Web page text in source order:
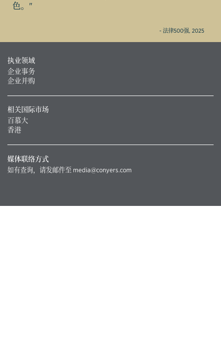
色。"
- 法律500强, 2025
执业领域
企业事务
企业并购
相关国际市场
百慕大
香港
媒体联络方式
如有查询，请发邮件至 media@conyers.com